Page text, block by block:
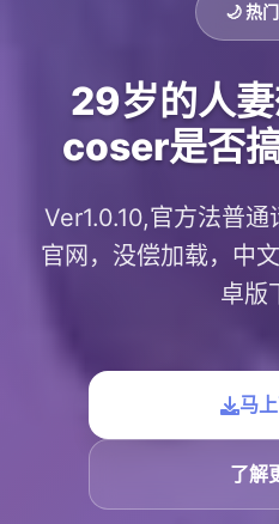
🌙 热
29岁的人
coser是否
Ver1.0.10,官方法普
官网，没偿加载，中
卓版
马
了解